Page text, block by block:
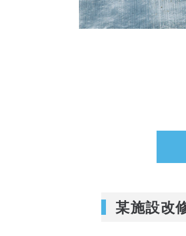
某施設改